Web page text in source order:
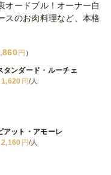
オードブル！オーナー自
スのお肉料理など、本格
円
タンダード・ルーチェ
1,620 円/人
アット・アモーレ
2,160 円/人